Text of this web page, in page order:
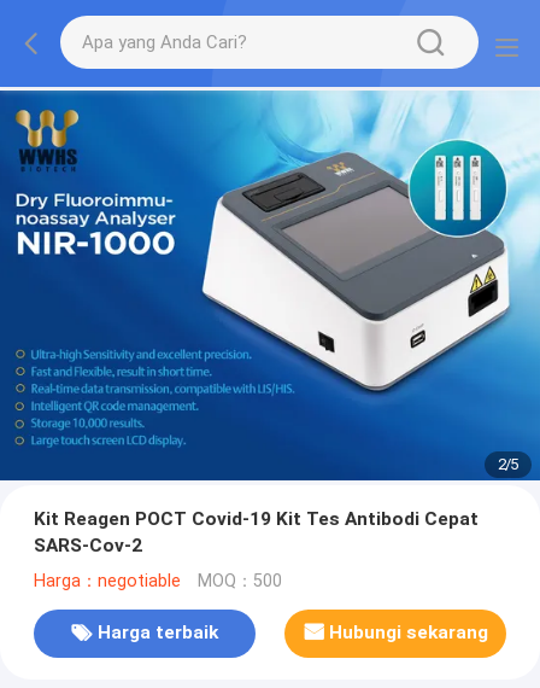
2/5
Kit Reagen POCT Covid-19 Kit Tes Antibodi Cepat
SARS-Cov-2
Harga：negotiable MOQ：500
Harga terbaik Hubungi sekarang